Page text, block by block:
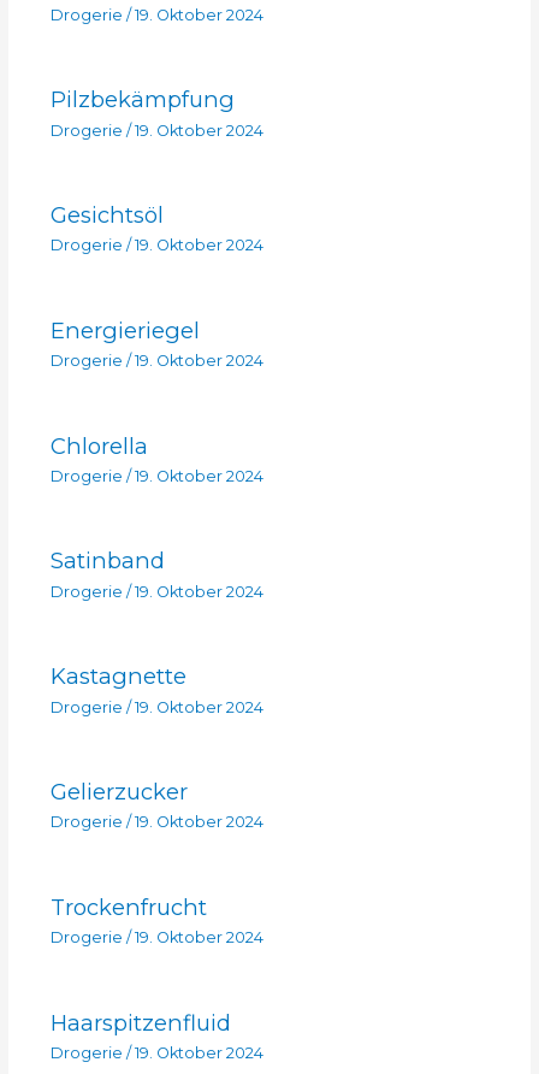
Drogerie /19. Oktober 2024
Pilzbekämpfung
Drogerie /19. Oktober 2024
Gesichtsöl
Drogerie / 19. Oktober 2024
Energieriegel
Drogerie / 19. Oktober 2024
Chlorella
Drogerie / 19. Oktober 2024
Satinband
Drogerie / 19. Oktober 2024
Kastagnette
Drogerie /19. Oktober 2024
Gelierzucker
Drogerie / 19. Oktober 2024
Trockenfrucht
Drogerie / 19. Oktober 2024
Haarspitzenfluid
Drogerie / 19. Oktober 2024